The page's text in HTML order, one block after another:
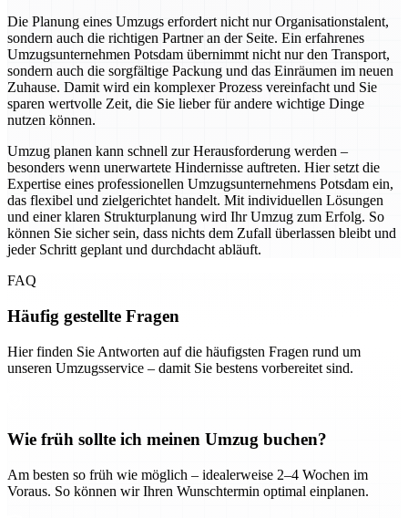
Die Planung eines Umzugs erfordert nicht nur Organisationstalent,
sondern auch die richtigen Partner an der Seite. Ein erfahrenes
Umzugsunternehmen Potsdam übernimmt nicht nur den Transport,
sondern auch die sorgfältige Packung und das Einräumen im neuen
Zuhause. Damit wird ein komplexer Prozess vereinfacht und Sie
sparen wertvolle Zeit, die Sie lieber für andere wichtige Dinge
nutzen können.
Umzug planen kann schnell zur Herausforderung werden –
besonders wenn unerwartete Hindernisse auftreten. Hier setzt die
Expertise eines professionellen Umzugsunternehmens Potsdam ein,
das flexibel und zielgerichtet handelt. Mit individuellen Lösungen
und einer klaren Strukturplanung wird Ihr Umzug zum Erfolg. So
können Sie sicher sein, dass nichts dem Zufall überlassen bleibt und
jeder Schritt geplant und durchdacht abläuft.
FAQ
Häufig gestellte Fragen
Hier finden Sie Antworten auf die häufigsten Fragen rund um
unseren Umzugsservice – damit Sie bestens vorbereitet sind.
Wie früh sollte ich meinen Umzug buchen?
Am besten so früh wie möglich – idealerweise 2–4 Wochen im
Voraus. So können wir Ihren Wunschtermin optimal einplanen.